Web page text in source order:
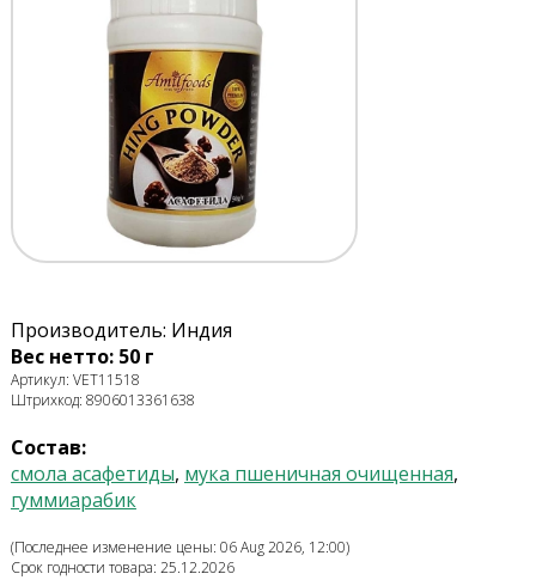
Производитель: Индия
Вес нетто: 50 г
Артикул: VET11518
Штрихкод: 8906013361638
Состав:
смола асафетиды, мука пшеничная очищенная,
гуммиарабик
(Последнее изменение цены: 06 Aug 2026, 12:00)
Срок годности товара: 25.12.2026